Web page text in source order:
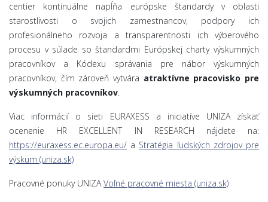
centier kontinuálne napĺňa európske štandardy v oblasti
starostlivosti o svojich zamestnancov, podpory ich
profesionálneho rozvoja a transparentnosti ich výberového
procesu v súlade so štandardmi Európskej charty výskumných
pracovníkov a Kódexu správania pre nábor výskumných
pracovníkov, čím zároveň vytvára atraktívne pracovisko pre
výskumných pracovníkov.
Viac informácií o sieti EURAXESS a iniciatíve UNIZA získať
ocenenie HR EXCELLENT IN RESEARCH nájdete na:
https://euraxess.ec.europa.eu/ a Stratégia ľudských zdrojov pre
výskum (uniza.sk)
Pracovné ponuky UNIZAVoľné pracovné miesta (uniza.sk)